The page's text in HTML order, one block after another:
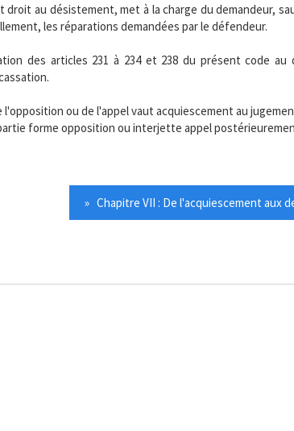
droit au désistement, met à la charge du demandeur,
les réparations demandées par le défendeur.
des articles 231 à 234 et 238 du présent code au
ou de l'appel vaut acquiescement au
forme opposition ou interjette appel
» Chapitre VII : De l'acquiescement aux